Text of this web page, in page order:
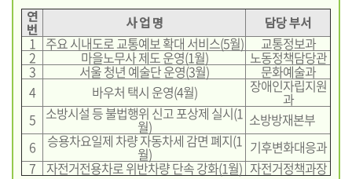
연
번 사 업 명
담당 부서
1 주요 시내도로 교통예보 확대 서비스(5월) 교통정보과
2 마을노무사 제도 운영(1월) 노동정책담당관
3 서울 청년 예술단 운영(3월)
문화예술과
4
바우처 택시 운영(4월) 장애인자립지원
과
5 소방시설 등 불법행위 신고 포상제 실시(1
월)
소방방재본부
6
승용차요일제 차량 자동차세 감면 폐지(1
월)
기후변화대응과
7 자전거전용차로 위반차량 단속 강화(1월) 자전거정책과장